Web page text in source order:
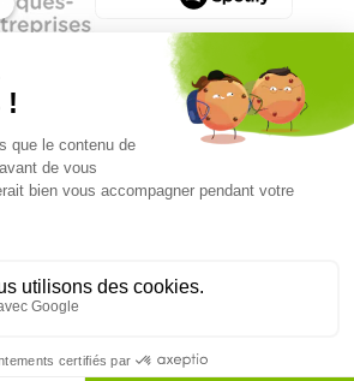
en
marketing digital :
clients
Référenceur Belgique
Référenceur Suisse
Linkedin